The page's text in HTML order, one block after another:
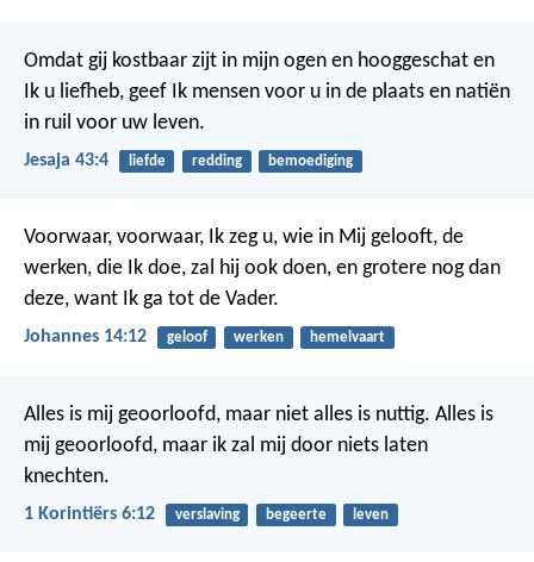
Omdat gij kostbaar zijt in mijn ogen en hooggeschat en
Ik u liefheb, geef Ik mensen voor u in de plaats en natiën
in ruil voor uw leven.
Jesaja 43:4 liefde redding bemoediging
Voorwaar, voorwaar, Ik zeg u, wie in Mij gelooft, de
werken, die Ik doe, zal hij ook doen, en grotere nog dan
deze, want Ik ga tot de Vader.
Johannes 14:12 geloof werken hemelvaart
Alles is mij geoorloofd, maar niet alles is nuttig. Alles is
mij geoorloofd, maar ik zal mij door niets laten
knechten.
1 Korintiërs 6:12 verslaving begeerte leven